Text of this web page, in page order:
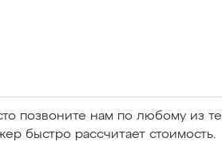
позвоните нам по любому из
быстро рассчитает стоимость.